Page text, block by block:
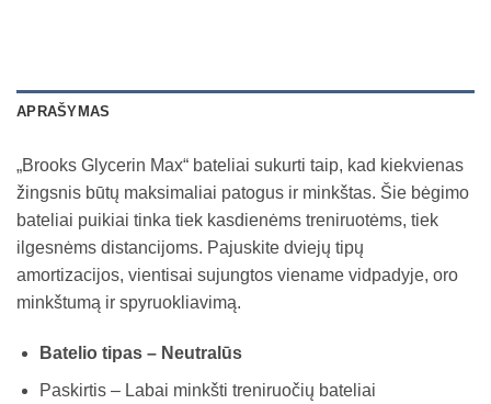
APRAŠYMAS
„Brooks Glycerin Max“ bateliai sukurti taip, kad kiekvienas
žingsnis būtų maksimaliai patogus ir minkštas. Šie bėgimo
bateliai puikiai tinka tiek kasdienėms treniruotėms, tiek
ilgesnėms distancijoms. Pajuskite dviejų tipų
amortizacijos, vientisai sujungtos viename vidpadyje, oro
minkštumą ir spyruokliavimą.
Batelio tipas – Neutralūs
Paskirtis – Labai minkšti treniruočių bateliai